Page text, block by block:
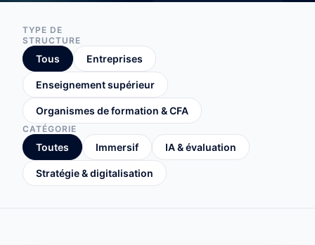
TYPE DE
STRUCTURE
Tous Entreprises
Enseignement supérieur
Organismes de formation & CFA
CATÉGORIE
Toutes Immersif IA & évaluation
Stratégie & digitalisation